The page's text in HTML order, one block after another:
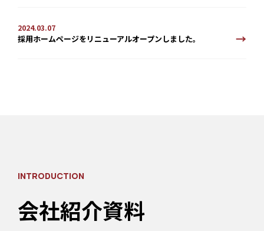
2024.03.07
採用ホームページをリニューアルオープンしました。
INTRODUCTION
会社紹介資料